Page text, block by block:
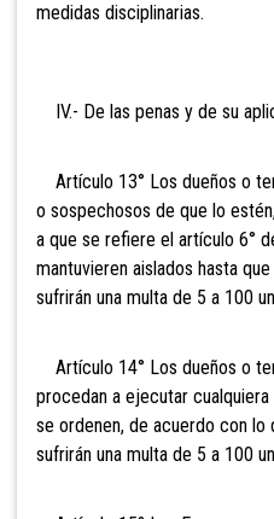
medidas disciplinarias.
IV.- De las penas y de su
Artículo 13° Los dueños o
o sospechosos de que lo
a que se refiere el artículo 6°
mantuvieren aislados hasta
sufrirán una multa de 5 a 100
Artículo 14° Los dueños o
procedan a ejecutar
se ordenen, de acuerdo con lo
sufrirán una multa de 5 a 100